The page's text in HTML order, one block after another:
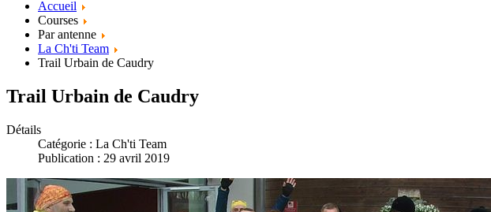
Accueil
Courses
Par antenne
La Ch'ti Team
Trail Urbain de Caudry
Trail Urbain de Caudry
Détails
Catégorie : La Ch'ti Team
Publication : 29 avril 2019